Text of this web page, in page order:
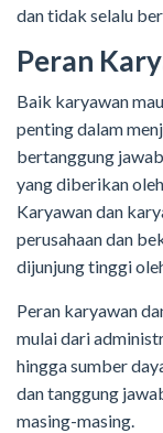
dan tidak selalu
Peran
Baik karyawan
penting dalam
bertanggung
yang diberikan
Karyawan dan
perusahaan dan
dijunjung tinggi
Peran karyawan
mulai dari
hingga sumber
dan tanggung
masing-masing.